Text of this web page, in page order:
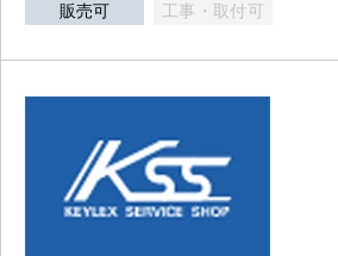
販売可 工事・取付可